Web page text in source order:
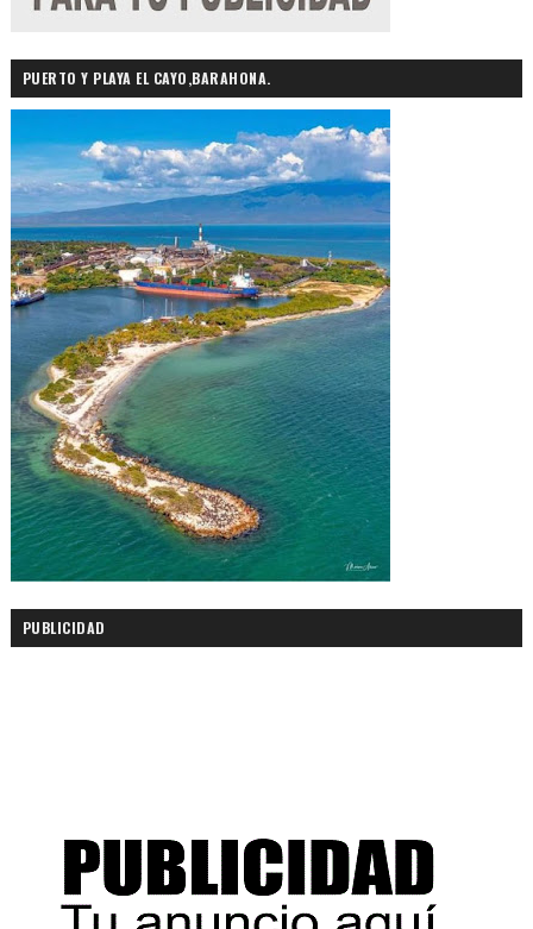
PUERTO Y PLAYA EL CAYO,BARAHONA.
PUBLICIDAD